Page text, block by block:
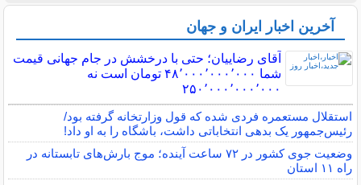
آخرین اخبار ایران و جهان
آقای رضاییان؛ حتی با درخشش در جام جهانی قیمت
شما ۴۸٬۰۰۰٬۰۰۰٬۰۰۰ تومان است نه
۲۵۰٬۰۰۰٬۰۰۰٬۰۰۰
استقلال مستعمره فردی شده که قول وزارتخانه گرفته بود/
رئیس‌جمهور یک بدهی انتخاباتی داشت، باشگاه را به او داد!
وضعیت جوی کشور در ۷۲ ساعت آینده؛ موج بارش‌های تابستانه در
راه ۱۱ استان